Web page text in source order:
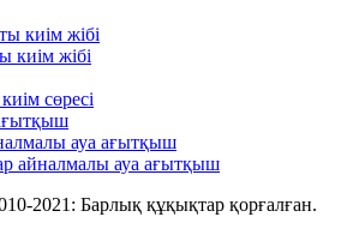
киім жібі
киім жібі
сөресі
ауа ағытқыш
айналмалы ауа ағытқыш
2021: Барлық құқықтар қорғалған.